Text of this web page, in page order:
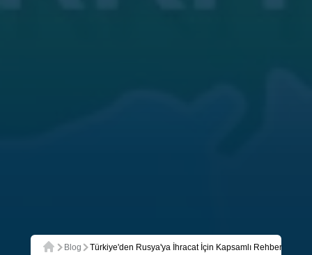
Blog Türkiye'den Rusya'ya İhracat İçin Kapsamlı Rehber